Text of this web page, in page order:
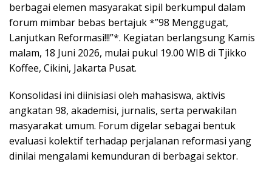
berbagai elemen masyarakat sipil berkumpul dalam
forum mimbar bebas bertajuk *”98 Menggugat,
Lanjutkan Reformasi!!!”*. Kegiatan berlangsung Kamis
malam, 18 Juni 2026, mulai pukul 19.00 WIB di Tjikko
Koffee, Cikini, Jakarta Pusat.
Konsolidasi ini diinisiasi oleh mahasiswa, aktivis
angkatan 98, akademisi, jurnalis, serta perwakilan
masyarakat umum. Forum digelar sebagai bentuk
evaluasi kolektif terhadap perjalanan reformasi yang
dinilai mengalami kemunduran di berbagai sektor.